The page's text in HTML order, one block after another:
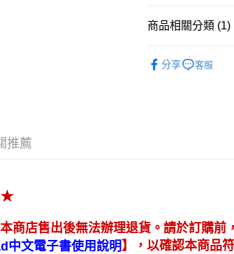
商品相關分類 (1)
分享
客服
推薦
★
商店售出後無法辦理退貨。請於訂購前
中文電子書使用說明 】
，以確認本商品